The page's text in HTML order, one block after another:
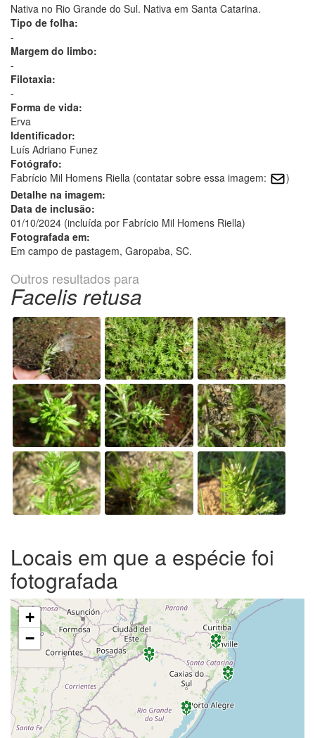
Nativa no Rio Grande do Sul. Nativa em Santa Catarina.
Tipo de folha:
-
Margem do limbo:
-
Filotaxia:
-
Forma de vida:
Erva
Identificador:
Luís Adriano Funez
Fotógrafo:
Fabrício Mil Homens Riella (contatar sobre essa imagem:
)
Detalhe na imagem:
Data de inclusão:
01/10/2024 (incluída por Fabrício Mil Homens Riella)
Fotografada em:
Em campo de pastagem, Garopaba, SC.
Outros resultados para
Facelis retusa
Locais em que a espécie foi
fotografada
+
−